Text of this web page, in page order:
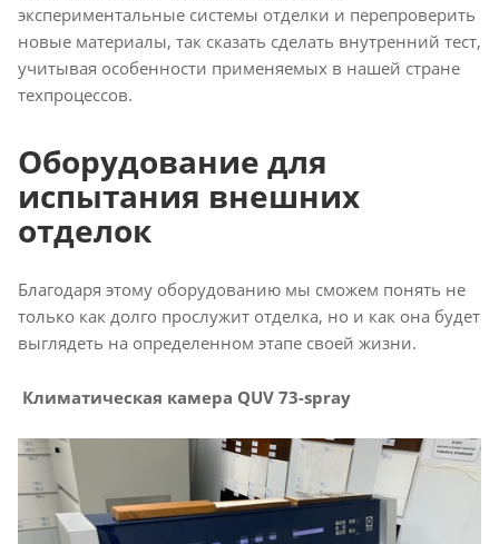
экспериментальные системы отделки и перепроверить
новые материалы, так сказать сделать внутренний тест,
учитывая особенности применяемых в нашей стране
техпроцессов.
Оборудование для
испытания внешних
отделок
Благодаря этому оборудованию мы сможем понять не
только как долго прослужит отделка, но и как она будет
выглядеть на определенном этапе своей жизни.
Климатическая камера QUV 73-spray